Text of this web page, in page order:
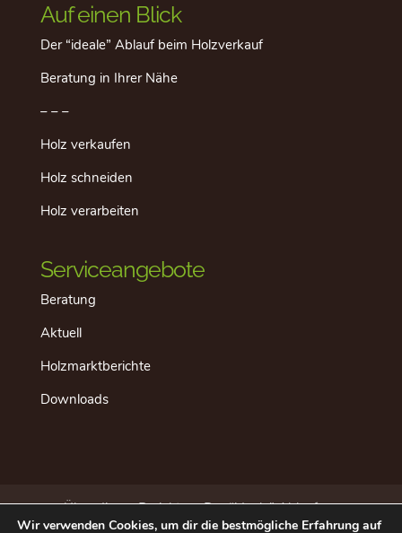
Auf einen Blick
Der “ideale” Ablauf beim Holzverkauf
Beratung in Ihrer Nähe
– – –
Holz verkaufen
Holz schneiden
Holz verarbeiten
Serviceangebote
Beratung
Aktuell
Holzmarktberichte
Downloads
Über dieses Projekt
Der “ideale” Ablauf
Aktuell
Datenschutz Impressum
Wir verwenden Cookies, um dir die bestmögliche Erfahrung auf